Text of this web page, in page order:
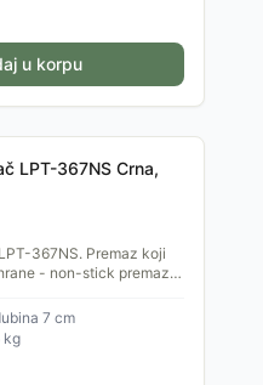
u korpu
LPT-367NS Crna,
367NS. Premaz koji
- non-stick premaz.
7 cm
kg